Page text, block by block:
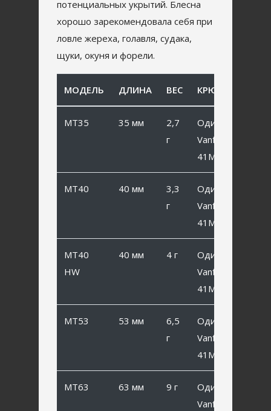
потенциальных укрытий. Блесна
хорошо зарекомендовала себя при
ловле жереха, голавля, судака,
щуки, окуня и форели.
МОДЕЛЬ ДЛИНА ВЕС КРЮЧОК
MT35 35 мм
2,7
г
Одинарный
Vanfook SP-
41MB #6
MT40 40 мм
3,3
г
Одинарный
Vanfook SP-
41MB #4
MT40
HW
40 мм 4 г
Одинарный
Vanfook SP-
41MB #4
MT53 53 мм
6,5
г
Одинарный
Vanfook SP-
41MB #2
MT63 63 мм 9 г
Одинарный
Vanfook SP-